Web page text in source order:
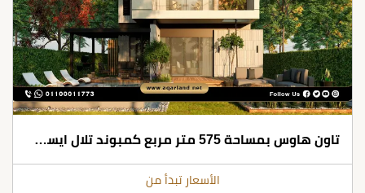
تاون هاوس بمساحة 575 متر مربع كمبوند تلال ايست التجمع الخامس
الأسعار تبدأ من